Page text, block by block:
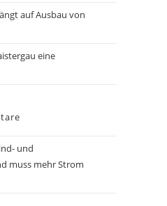
auf Ausbau von
eine
und
muss mehr Strom